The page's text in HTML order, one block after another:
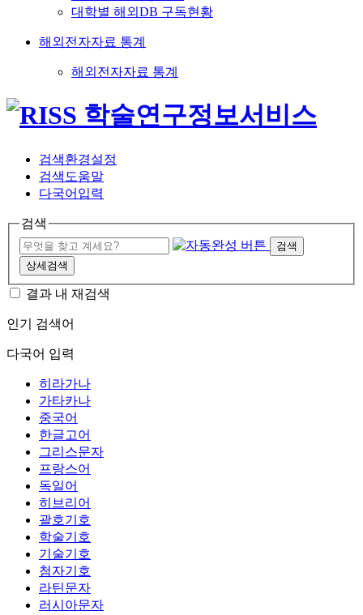
대학별 해외DB 구독현황
해외전자자료 통계
해외전자자료 통계
검색환경설정
검색도움말
다국어입력
검색
검색
상세검색
결과 내 재검색
인기 검색어
다국어 입력
히라가나
가타카나
중국어
한글고어
그리스문자
프랑스어
독일어
히브리어
괄호기호
학술기호
기술기호
첨자기호
라틴문자
러시아문자